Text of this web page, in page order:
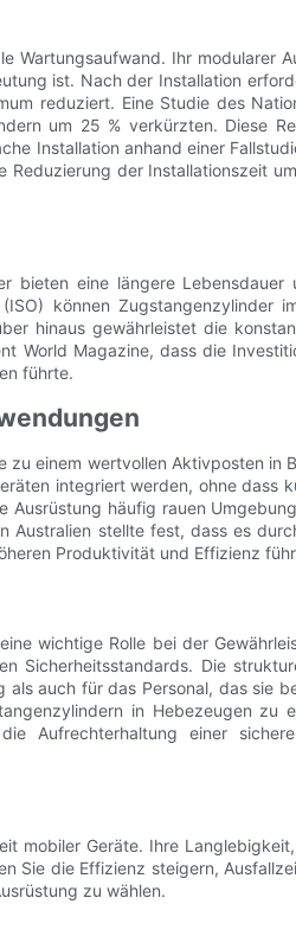
Wartungsaufwand. Ihr modularer
ist. Nach der Installation
reduziert. Eine Studie des
um 25 % verkürzten. Diese
Installation anhand einer
der Installationszeit
bieten eine längere
können Zugstangenzylinder
hinaus gewährleistet die
World Magazine, dass die
führte.
einem wertvollen Aktivposten in
integriert werden, ohne dass
häufig rauen
stellte fest, dass es
Produktivität und Effizienz
wichtige Rolle bei der
Sicherheitsstandards. Die
auch für das Personal, das sie
in Hebezeugen zu
Aufrechterhaltung einer
mobiler Geräte. Ihre
Sie die Effizienz steigern,
zu wählen.